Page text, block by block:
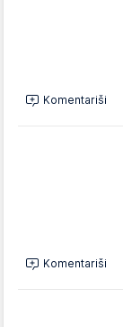
Komentariši
Komentariši